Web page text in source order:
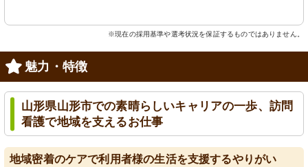
※現在の採用基準や選考状況を保証するものではありません。
魅力・特徴
山形県山形市での素晴らしいキャリアの一歩、訪問
看護で地域を支えるお仕事
地域密着のケアで利用者様の生活を支援するやりがい